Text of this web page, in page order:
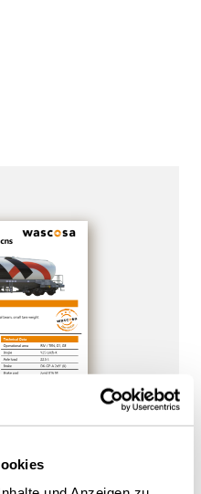
PDF